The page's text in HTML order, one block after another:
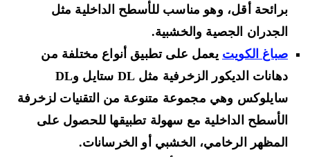
برائحة أقل، وهو مناسب للأسطح الداخلية مثل
الجدران الجصية والخشبية.
صباغ الكويتيعمل على تطبيق أنواع مختلفة من
دهانات الديكور الزخرفية مثل
DL ستايل وDL
سايلوكسوهي مجموعة متنوعة من التقنيات لزخرفة
الأسطح الداخلية مع سهولة تطبيقها للحصول على
المظهر الرخامي، الخشبي أو الخرسانات.